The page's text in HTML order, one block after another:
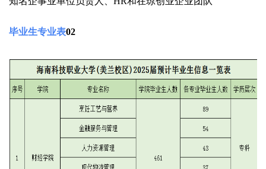
毕业生专业表02